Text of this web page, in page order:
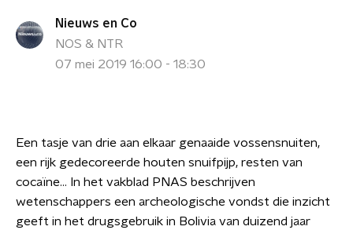
Nieuws en Co
NOS & NTR
07 mei 2019 16:00 - 18:30
Een tasje van drie aan elkaar genaaide vossensnuiten,
een rijk gedecoreerde houten snuifpijp, resten van
cocaïne... In het vakblad PNAS beschrijven
wetenschappers een archeologische vondst die inzicht
geeft in het drugsgebruik in Bolivia van duizend jaar